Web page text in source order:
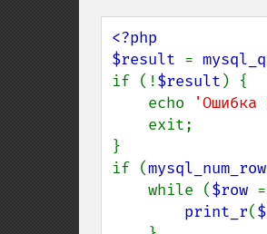
<?php
$result =
if (!$result ) {
    echo
'Ошибка
}
if (
    while (
$row =
print_r(